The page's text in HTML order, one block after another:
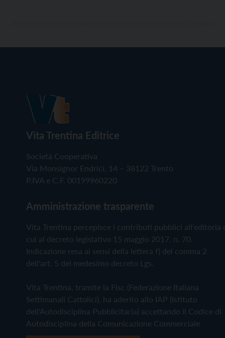
Vita Trentina Editrice
Società Cooperativa
Via Monsignor Endrici, 14 – 38122 Trento
P.IVA e C.F. 00199960220
Amministrazione trasparente
Vita Trentina percepisce i contributi pubblici all'editoria
cui al decreto legislativo 15 maggio 2017, n. 70.
Indicazione resa ai sensi della lettera f) del comma 2
dell'art. 5 del medesimo decreto Lgs.
Vita Trentina, tramite la Fisc (Federazione Italiana
Settimanali Cattolici), ha aderito allo IAP (Istituto
dell'Autodisciplina Pubblicitaria) accettando il Codice di
Autodisciplina della Comunicazione Commerciale